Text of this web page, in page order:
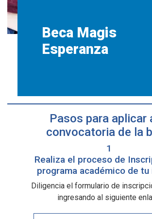
Beca Magis
Esperanza
Pasos para aplicar
convocatoria de la
1
Realiza el proceso de
programa académico de
Diligencia el formulario de
ingresando al siguiente